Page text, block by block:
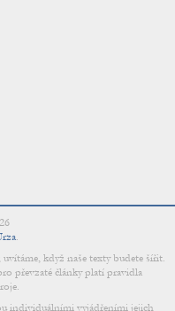
.
když naše texty budete šířit.
převzaté články platí pravidla
individuálními vyjádřeními jejich